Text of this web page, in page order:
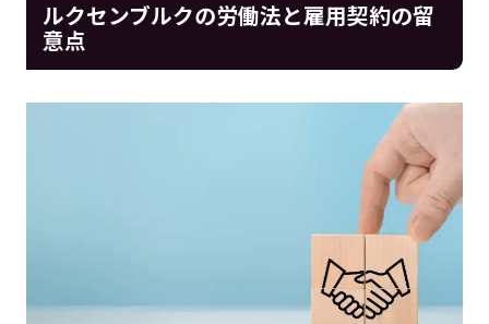
ルクセンブルクの労働法と雇用契約の留
意点